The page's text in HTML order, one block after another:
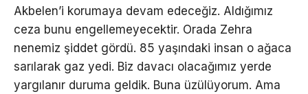
Akbelen’i korumaya devam edeceğiz. Aldığımız
ceza bunu engellemeyecektir. Orada Zehra
nenemiz şiddet gördü. 85 yaşındaki insan o ağaca
sarılarak gaz yedi. Biz davacı olacağımız yerde
yargılanır duruma geldik. Buna üzülüyorum. Ama